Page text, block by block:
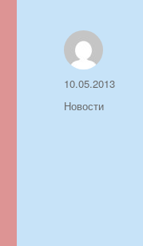
Автор
Опубликовано
10.05.2013
Рубрики
Новости